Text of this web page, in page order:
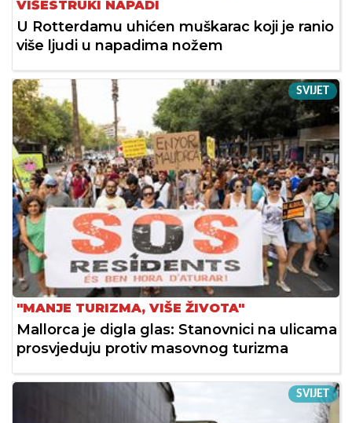
VIŠESTRUKI NAPADI
U Rotterdamu uhićen muškarac koji je ranio
više ljudi u napadima nožem
SVIJET
"MANJE TURIZMA, VIŠE ŽIVOTA"
Mallorca je digla glas: Stanovnici na ulicama
prosvjeduju protiv masovnog turizma
SVIJET